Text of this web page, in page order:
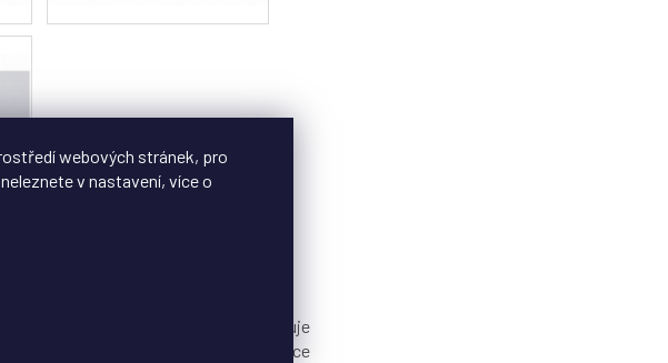
webových stránek, pro
v nastavení, více o
s absorpcí třídy A. Panel kombinuje
je panel usazen na třívrstvé MDF desce